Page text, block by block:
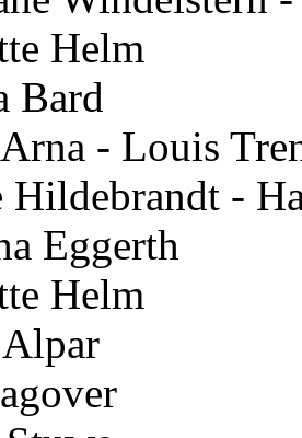
Helm
Bard
- Louis
Hildebrandt -
Eggerth
Helm